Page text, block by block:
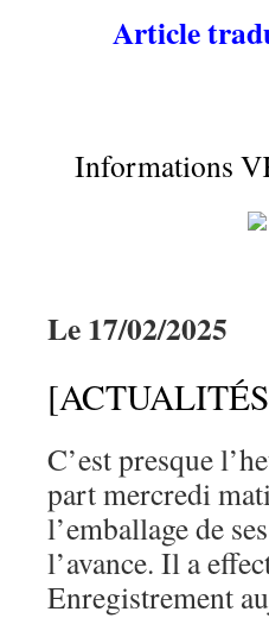
Article
Informations
Le 17/02/2025
C’est presque
part mercredi
l’emballage de
l’avance. Il a
Enregistrement